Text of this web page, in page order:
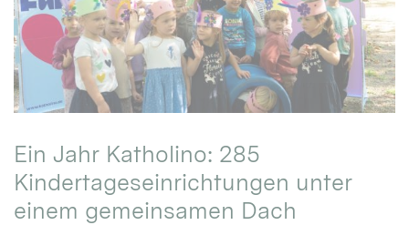
Ein Jahr Katholino: 285
Kindertageseinrichtungen unter
einem gemeinsamen Dach